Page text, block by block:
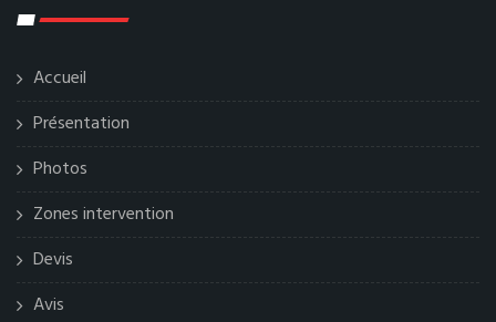
Accueil
Présentation
Photos
Zones intervention
Devis
Avis